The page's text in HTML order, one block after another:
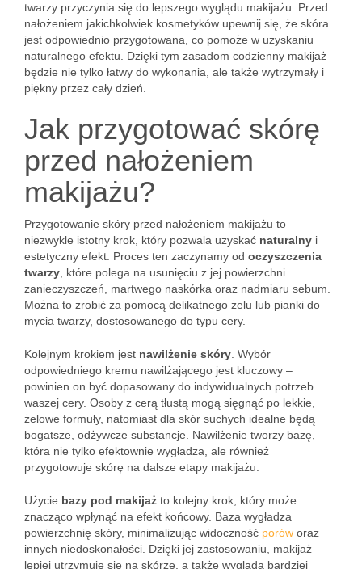
twarzy przyczynia się do lepszego wyglądu makijażu. Przed
nałożeniem jakichkolwiek kosmetyków upewnij się, że skóra
jest odpowiednio przygotowana, co pomoże w uzyskaniu
naturalnego efektu. Dzięki tym zasadom codzienny makijaż
będzie nie tylko łatwy do wykonania, ale także wytrzymały i
piękny przez cały dzień.
Jak przygotować skórę
przed nałożeniem
makijażu?
Przygotowanie skóry przed nałożeniem makijażu to
niezwykle istotny krok, który pozwala uzyskać naturalny i
estetyczny efekt. Proces ten zaczynamy od oczyszczenia
twarzy , które polega na usunięciu z jej powierzchni
zanieczyszczeń, martwego naskórka oraz nadmiaru sebum.
Można to zrobić za pomocą delikatnego żelu lub pianki do
mycia twarzy, dostosowanego do typu cery.
Kolejnym krokiem jest nawilżenie skóry . Wybór
odpowiedniego kremu nawilżającego jest kluczowy –
powinien on być dopasowany do indywidualnych potrzeb
waszej cery. Osoby z cerą tłustą mogą sięgnąć po lekkie,
żelowe formuły, natomiast dla skór suchych idealne będą
bogatsze, odżywcze substancje. Nawilżenie tworzy bazę,
która nie tylko efektownie wygładza, ale również
przygotowuje skórę na dalsze etapy makijażu.
Użycie bazy pod makijaż to kolejny krok, który może
znacząco wpłynąć na efekt końcowy. Baza wygładza
powierzchnię skóry, minimalizując widoczność porów oraz
innych niedoskonałości. Dzięki jej zastosowaniu, makijaż
lepiej utrzymuje się na skórze, a także wygląda bardziej